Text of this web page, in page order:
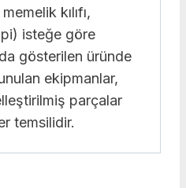
kılıfı,
isteğe göre
gösterilen üründe
ekipmanlar,
parçalar
temsilidir.